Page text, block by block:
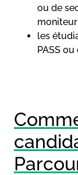
ou de
les
PASS ou